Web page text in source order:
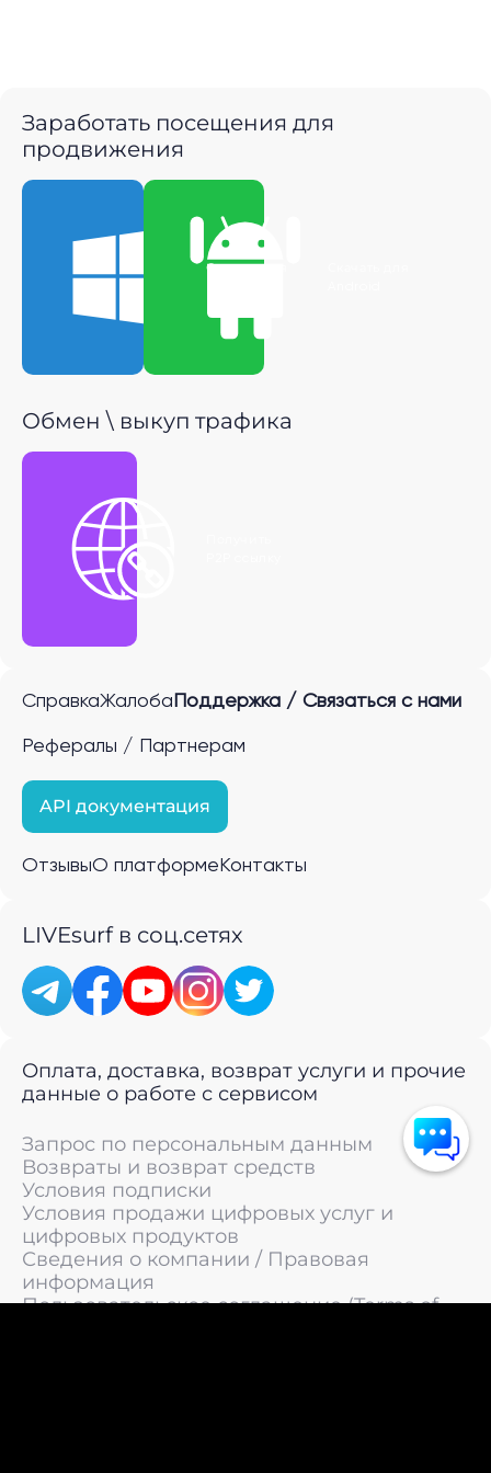
Заработать посещения для
продвижения
Скачать для
Обмен \ выкуп трафика
СправкаЖалоба Поддержка / Связаться с нами
Рефералы / Партнерам
API документация
ОтзывыО платформе Контакты
LIVEsurf в соц.сетях
Оплата, доставка, возврат услуги и прочие
данные о работе с сервисом
Запрос по персональным данным
Возвраты и возврат средств
Условия подписки
Условия продажи цифровых услуг и
цифровых продуктов
Сведения о компании / Правовая
информация
Пользовательское соглашение (Terms of